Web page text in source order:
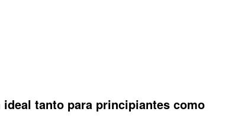
tanto para principiantes como